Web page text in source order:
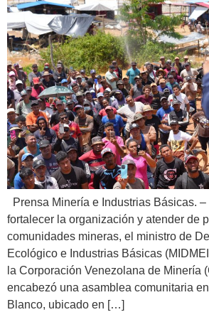
Prensa Minería e Industrias Básicas.
fortalecer la organización y atender de
comunidades mineras, el ministro de
Ecológico e Industrias Básicas
la Corporación Venezolana de Minería
encabezó una asamblea comunitaria
Blanco, ubicado en […]